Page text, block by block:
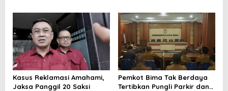
Bertahan Hingga 30 Hari
Kasus Reklamasi Amahami,
Jaksa Panggil 20 Saksi
Pemkot Bima Tak Berdaya
Tertibkan Pungli Parkir dan